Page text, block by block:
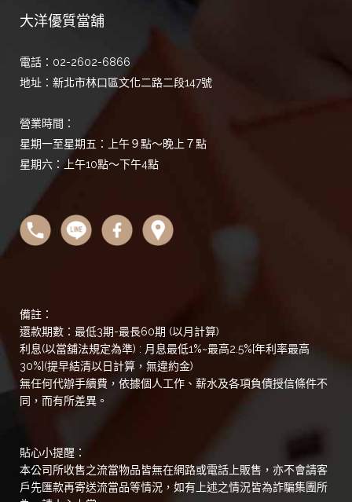
大洋優質當舖
電話：02-2602-6866
地址：新北市林口區文化二路二段147號
營業時間：
星期一至星期五：上午９點～晚上７點
星期六：上午10點～下午4點
備註：
還款期數：最低3期-最長60期 (以月計算)
利息(以當舖法規定為準) : 月息最低1%~最高2.5%[年利率最高
30%](提早結清以日計算，無違約金)
無任何代辦手續費，依據個人工作、薪水及各項負債授信條件不
同，而有所差異。
貼心小提醒：
本公司所收售之流當物品皆無在網路或電話上販售，亦不會請客
戶先匯款再寄送流當品等情況，如有上述之情況皆為詐騙集團所